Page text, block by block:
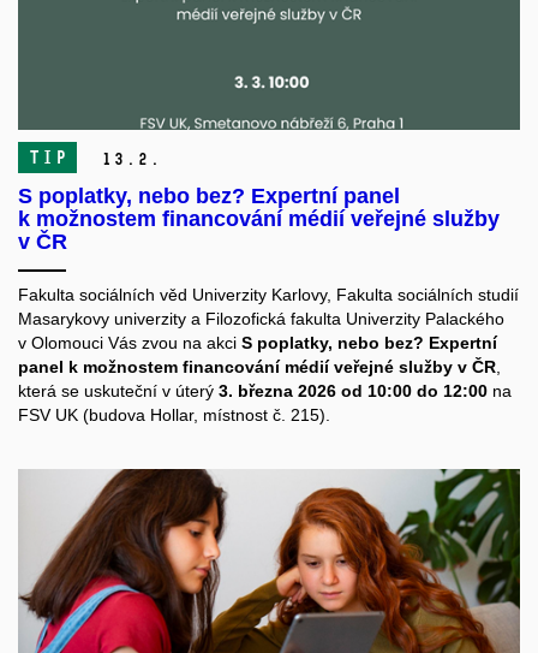
TIP 13. 2.
S poplatky, nebo bez? Expertní panel
k možnostem financování médií veřejné služby
v ČR
Fakulta sociálních věd Univerzity Karlovy, Fakulta sociálních studií
Masarykovy univerzity a Filozofická fakulta Univerzity Palackého
v Olomouci Vás zvou na akci S poplatky, nebo bez? Expertní
panel k možnostem financování médií veřejné služby v ČR,
která se uskuteční v úterý 3. března 2026 od 10:00 do 12:00 na
FSV UK (budova Hollar, místnost č. 215).